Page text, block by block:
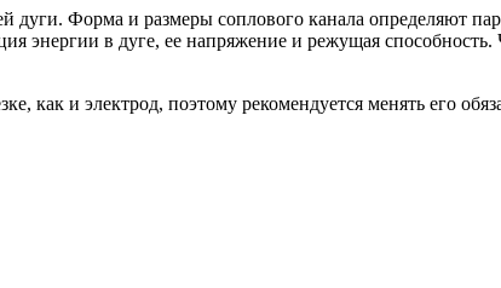
дуги. Форма и размеры соплового канала определяют
энергии в дуге, ее напряжение и режущая
как и электрод, поэтому рекомендуется менять его